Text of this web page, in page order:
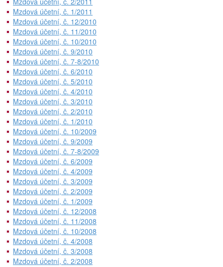
Mzdová účetní, č. 1/2011
Mzdová účetní, č. 12/2010
Mzdová účetní, č. 11/2010
Mzdová účetní, č. 10/2010
Mzdová účetní, č. 9/2010
Mzdová účetní, č. 7-8/2010
Mzdová účetní, č. 6/2010
Mzdová účetní, č. 5/2010
Mzdová účetní, č. 4/2010
Mzdová účetní, č. 3/2010
Mzdová účetní, č. 2/2010
Mzdová účetní, č. 1/2010
Mzdová účetní, č. 10/2009
Mzdová účetní, č. 9/2009
Mzdová účetní, č. 7-8/2009
Mzdová účetní, č. 6/2009
Mzdová účetní, č. 4/2009
Mzdová účetní, č. 3/2009
Mzdová účetní, č. 2/2009
Mzdová účetní, č. 1/2009
Mzdová účetní, č. 12/2008
Mzdová účetní, č. 11/2008
Mzdová účetní, č. 10/2008
Mzdová účetní, č. 4/2008
Mzdová účetní, č. 3/2008
Mzdová účetní, č. 2/2008